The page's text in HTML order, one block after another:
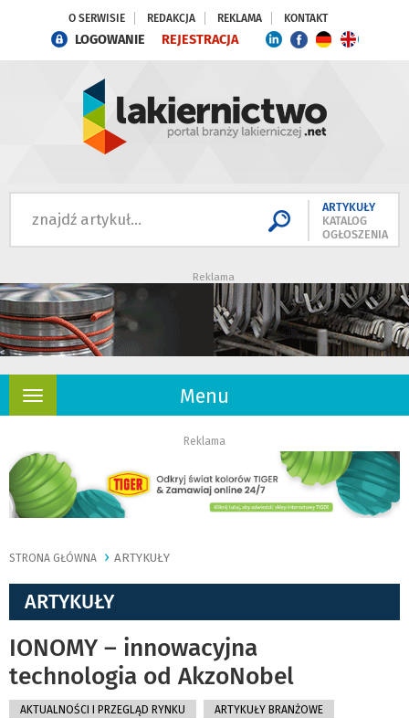
O SERWISIE REDAKCJA REKLAMA KONTAKT
LOGOWANIE REJESTRACJA
ARTYKUŁY
KATALOG
OGŁOSZENIA
Reklama
Menu
Rozwiń
Reklama
STRONA GŁÓWNA ARTYKUŁY
ARTYKUŁY
IONOMY – innowacyjna
technologia od AkzoNobel
AKTUALNOŚCI I PRZEGLĄD RYNKU ARTYKUŁY BRANŻOWE